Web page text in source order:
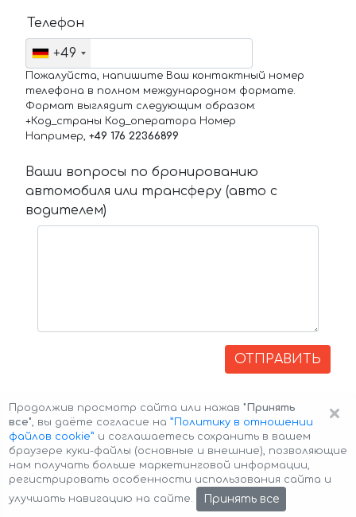
Телефон
+49
Пожалуйста, напишите Ваш контактный номер
телефона в полном международном формате.
Формат выглядит следующим образом:
+Код_страны Код_оператора Номер
Например, +49 176 22366899
Ваши вопросы по бронированию
автомобиля или трансферу (авто с
водителем)
ОТПРАВИТЬ
Авторские права © 2026 Авто-Аренда Cookie Policy
×
Продолжив просмотр сайта или нажав "Принять
все", вы даёте согласие на ”Политику в отношении
файлов cookie” и соглашаетесь сохранить в вашем
браузере куки-файлы (основные и внешние), позволяющие
нам получать больше маркетинговой информации,
регистрировать особенности использования сайта и
улучшать навигацию на сайте.
Принять все